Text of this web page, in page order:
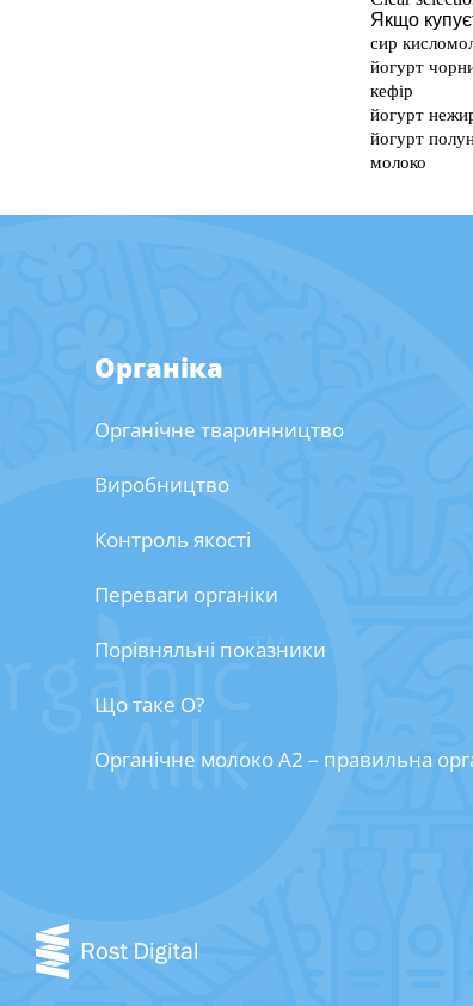
Органіка
Органічне тваринництво
Виробництво
Контроль якості
Переваги органіки
Порівняльні показники
Що таке О?
Органічне молоко А2 – правильна